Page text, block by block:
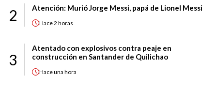
2 Atención: Murió Jorge Messi, papá de Lionel Messi
Hace2 horas
3
Atentado con explosivos contra peaje en
construcción en Santander de Quilichao
Haceuna hora